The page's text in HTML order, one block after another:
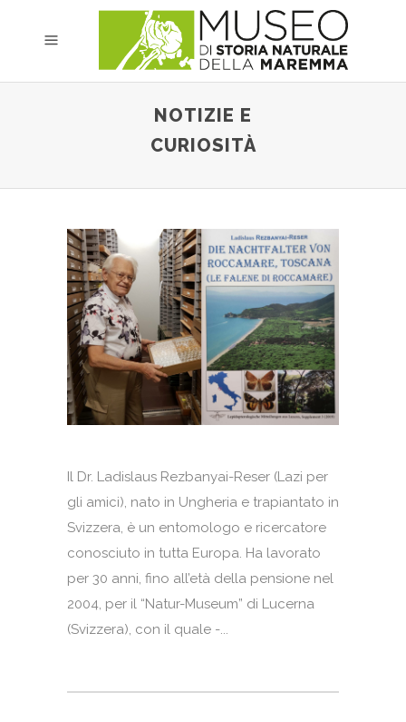
NOTIZIE E
CURIOSITÀ
Il Dr. Ladislaus Rezbanyai-Reser (Lazi per
gli amici), nato in Ungheria e trapiantato in
Svizzera, è un entomologo e ricercatore
conosciuto in tutta Europa. Ha lavorato
per 30 anni, fino all’età della pensione nel
2004, per il “Natur-Museum” di Lucerna
(Svizzera), con il quale -...